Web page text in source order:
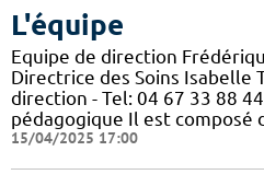
L'équipe
Equipe de direction
Directrice des Soins Isabelle
direction - Tel: 04 67 33 88
pédagogique Il est composé
15/04/2025 17:00